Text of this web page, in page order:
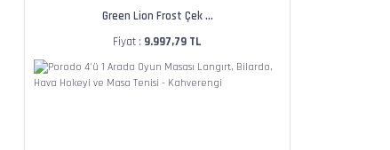
Green Lion Frost Çek ...
Fiyat : 9.997,79 TL